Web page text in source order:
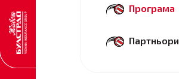
Програма
Партньори